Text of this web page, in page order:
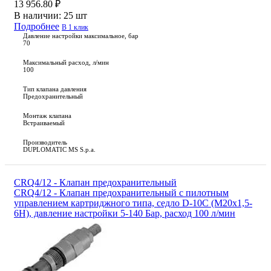
13 956.80 ₽
В наличии: 25 шт
Подробнее В 1 клик
Давление настройки максимальное, бар
70
Максимальный расход, л/мин
100
Тип клапана давления
Предохранительный
Монтаж клапана
Встраиваемый
Производитель
DUPLOMATIC MS S.p.a.
CRQ4/12 - Клапан предохранительный
CRQ4/12 - Клапан предохранительный с пилотным
управлением картриджного типа, седло D-10C (M20x1,5-
6H), давление настройки 5-140 Бар, расход 100 л/мин